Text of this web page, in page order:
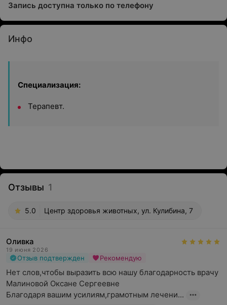
Запись доступна только по телефону
Инфо
Специализация:
Терапевт.
Отзывы 1
5.0 Центр здоровья животных, ул. Кулибина, 7
Оливка
19 июня 2026
Отзыв подтвержден Рекомендую
Нет слов,чтобы выразить всю нашу благодарность врачу
Малиновой Оксане Сергеевне
Благодаря вашим усилиям,грамотным лечени...